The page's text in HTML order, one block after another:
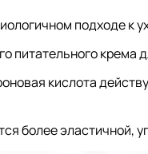
подходе к
питательного
кислота
более эластичной,